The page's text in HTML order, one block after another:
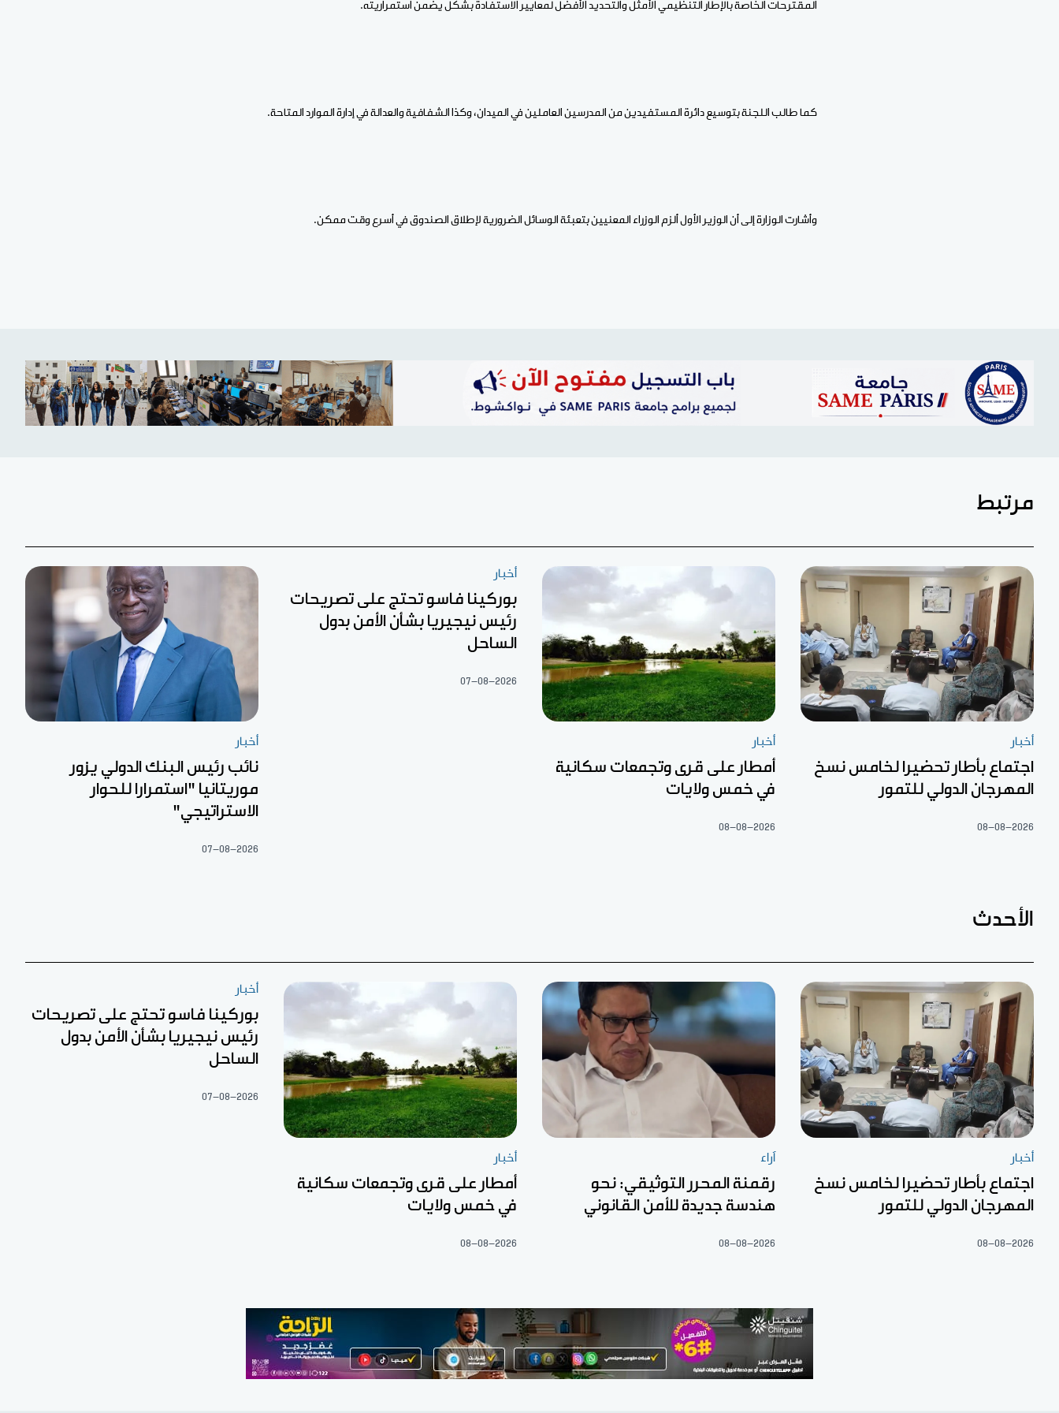
المقترحات الخاصة بالإطار التنظيمي الأمثل والتحديد الأفضل لمعايير الاستفادة بشكل يضمن استمراريته.
كما طالب اللجنة بتوسيع دائرة المستفيدين من المدرسين العاملين في الميدان، وكذا الشفافية والعدالة في إدارة الموارد المتاحة.
وأشارت الوزارة إلى أن الوزير الأول ألزم الوزراء المعنيين بتعبئة الوسائل الضرورية لإطلاق الصندوق في أسرع وقت ممكن.
مرتبط
أخبار
اجتماع بأطار تحضيرا لخامس نسخ
المهرجان الدولي للتمور
08-08-2026
أخبار
أمطار على قرى وتجمعات سكانية
في خمس ولايات
08-08-2026
أخبار
بوركينا فاسو تحتج على تصريحات
رئيس نيجيريا بشأن الأمن بدول
الساحل
07-08-2026
أخبار
نائب رئيس البنك الدولي يزور
موريتانيا "استمرارا للحوار
الاستراتيجي"
07-08-2026
الأحدث
أخبار
اجتماع بأطار تحضيرا لخامس نسخ
المهرجان الدولي للتمور
08-08-2026
آراء
رقمنة المحرر التوثيقي: نحو
هندسة جديدة للأمن القانوني
08-08-2026
أخبار
أمطار على قرى وتجمعات سكانية
في خمس ولايات
08-08-2026
أخبار
بوركينا فاسو تحتج على تصريحات
رئيس نيجيريا بشأن الأمن بدول
الساحل
07-08-2026